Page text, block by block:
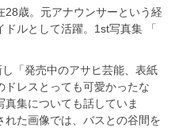
歳。元アナウンサーという経
ルとして活躍。1st写真集 「
「発売中のアサヒ芸能、表紙
ドレスとっても可愛かったな
真集についても話していま
た画像では、バスとの谷間を